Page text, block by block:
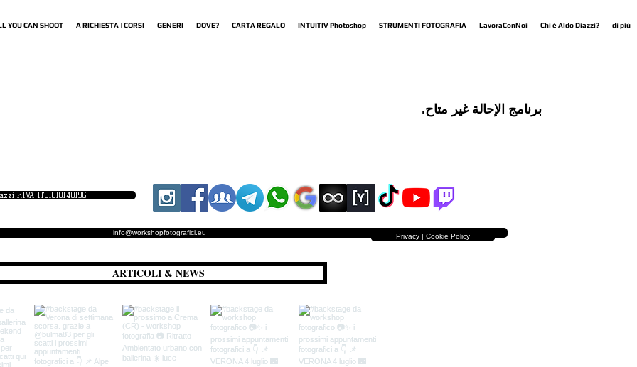
YOU CAN SHOOT A RICHIESTA | CORSI GENERI DOVE? CARTA REGALO INTUITIV Photoshop STRUMENTI FOTOGRAFIA LavoraConNoi Chi è Aldo Diazzi? di più
برنامج الإحالة غير متاح.
info@workshopfotografici.eu Privacy | Cookie Policy
P.IVA IT01618140196
ARTICOLI & NEWS